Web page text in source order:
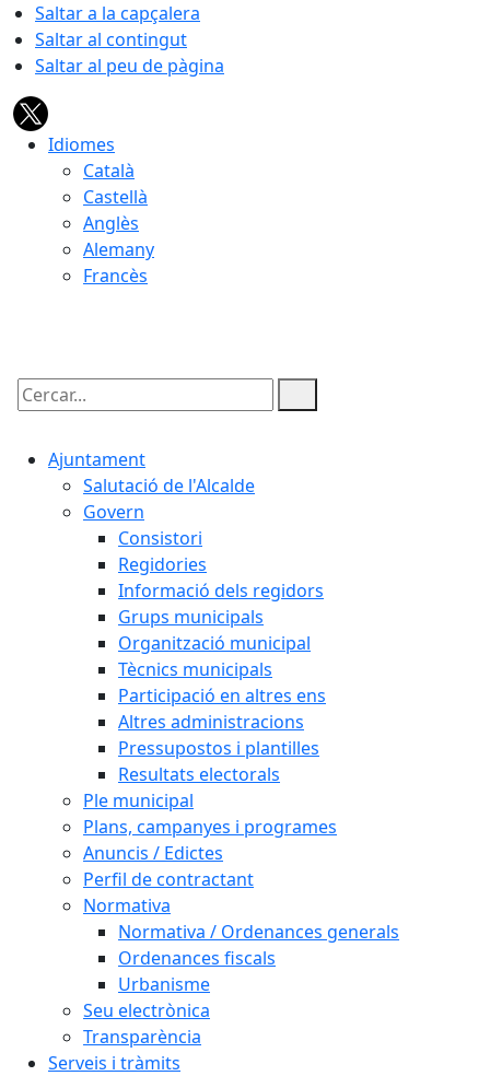
Saltar a la capçalera
Saltar al contingut
Saltar al peu de pàgina
Idiomes
Català
Castellà
Anglès
Alemany
Francès
Cercar:
Ajuntament
Salutació de l'Alcalde
Govern
Consistori
Regidories
Informació dels regidors
Grups municipals
Organització municipal
Tècnics municipals
Participació en altres ens
Altres administracions
Pressupostos i plantilles
Resultats electorals
Ple municipal
Plans, campanyes i programes
Anuncis / Edictes
Perfil de contractant
Normativa
Normativa / Ordenances generals
Ordenances fiscals
Urbanisme
Seu electrònica
Transparència
Serveis i tràmits